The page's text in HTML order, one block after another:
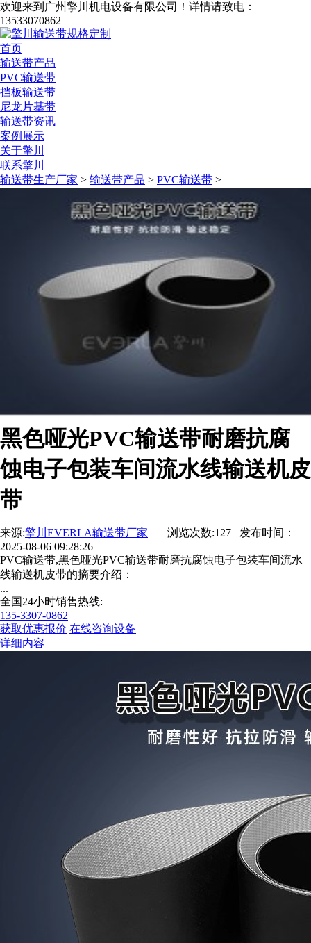
欢迎来到广州擎川机电设备有限公司！ 详情请致电：
13533070862
首页
输送带产品
PVC输送带
挡板输送带
尼龙片基带
输送带资讯
案例展示
关于擎川
联系擎川
输送带生产厂家 > 输送带产品 > PVC输送带 >
黑色哑光PVC输送带耐磨抗腐
蚀电子包装车间流水线输送机皮
带
来源:擎川EVERLA输送带厂家 浏览次数:127 发布时间：
2025-08-06 09:28:26
PVC输送带,黑色哑光PVC输送带耐磨抗腐蚀电子包装车间流水
线输送机皮带的摘要介绍：
...
全国24小时销售热线:
135-3307-0862
获取优惠报价 在线咨询设备
详细内容